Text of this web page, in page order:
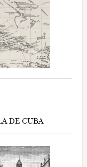
DE CUBA